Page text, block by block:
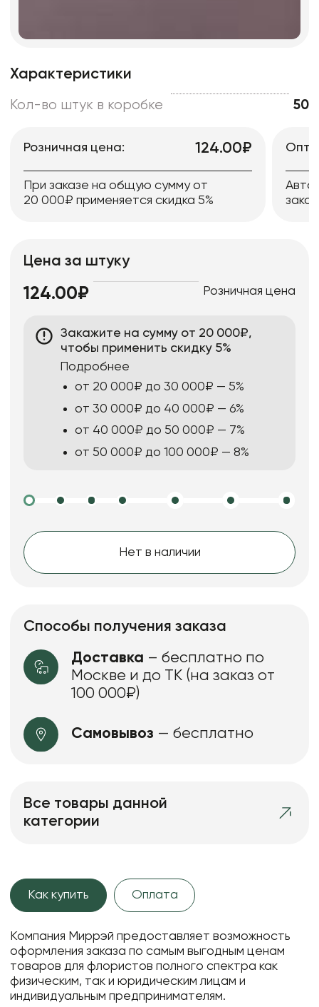
Характеристики
Кол-во штук в коробке 50
Розничная цена: 124.00₽
При заказе на общую сумму от
20 000₽ применяется скидка 5%
Цена за штуку
124.00₽ Розничная цена
Закажите на сумму от 20 000₽,
чтобы применить скидку 5%
Подробнее
от 20 000₽ до 30 000₽ — 5%
от 30 000₽ до 40 000₽ — 6%
от 40 000₽ до 50 000₽ — 7%
от 50 000₽ до 100 000₽ — 8%
Нет в наличии
Способы получения заказа
Доставка – бесплатно по
Москве и до ТК (на заказ от
100 000₽)
Самовывоз — бесплатно
Все товары данной
категории
Как купить Оплата
Компания Миррэй предоставляет возможность
оформления заказа по самым выгодным ценам
товаров для флористов полного спектра как
физическим, так и юридическим лицам и
индивидуальным предпринимателям.